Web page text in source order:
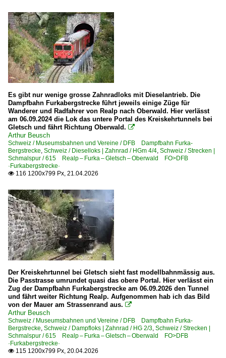
Es gibt nur wenige grosse Zahnradloks mit Dieselantrieb. Die
Dampfbahn Furkabergstrecke führt jeweils einige Züge für
Wanderer und Radfahrer von Realp nach Oberwald. Hier verlässt
am 06.09.2024 die Lok das untere Portal des Kreiskehrtunnels bei
Gletsch und fährt Richtung Oberwald. 
Arthur Beusch
Schweiz / Museumsbahnen und Vereine / DFB Dampfbahn Furka-
Bergstrecke, Schweiz / Dieselloks | Zahnrad / HGm 4/4, Schweiz / Strecken |
Schmalspur / 615 Realp – Furka – Gletsch – Oberwald FO>DFB
·Furkabergstrecke·
 116 1200x799 Px, 21.04.2026
Der Kreiskehrtunnel bei Gletsch sieht fast modellbahnmässig aus.
Die Passtrasse umrundet quasi das obere Portal. Hier verlässt ein
Zug der Dampfbahn Furkabergstrecke am 06.09.2026 den Tunnel
und fährt weiter Richtung Realp. Aufgenommen hab ich das Bild
von der Mauer am Strassenrand aus. 
Arthur Beusch
Schweiz / Museumsbahnen und Vereine / DFB Dampfbahn Furka-
Bergstrecke, Schweiz / Dampfloks | Zahnrad / HG 2/3, Schweiz / Strecken |
Schmalspur / 615 Realp – Furka – Gletsch – Oberwald FO>DFB
·Furkabergstrecke·
 115 1200x799 Px, 20.04.2026